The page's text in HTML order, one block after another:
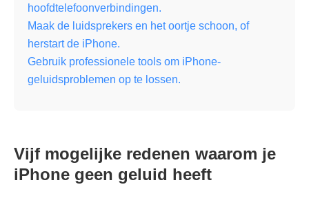
hoofdtelefoonverbindingen.
Maak de luidsprekers en het oortje schoon, of
herstart de iPhone.
Gebruik professionele tools om iPhone-
geluidsproblemen op te lossen.
Vijf mogelijke redenen waarom je
iPhone geen geluid heeft